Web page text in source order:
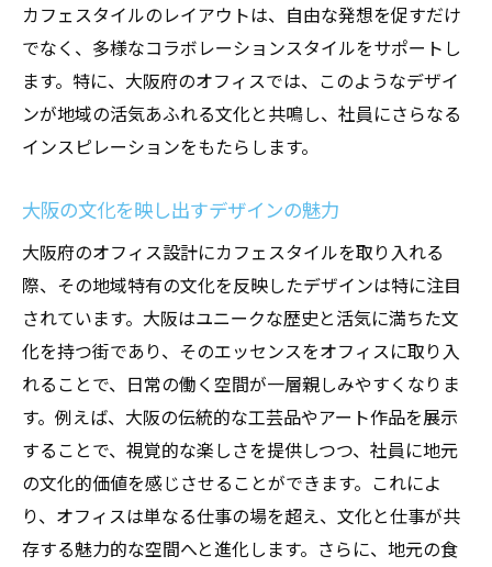
カフェスタイルのレイアウトは、自由な発想を促すだけ
でなく、多様なコラボレーションスタイルをサポートし
ます。特に、大阪府のオフィスでは、このようなデザイ
ンが地域の活気あふれる文化と共鳴し、社員にさらなる
インスピレーションをもたらします。
大阪の文化を映し出すデザインの魅力
大阪府のオフィス設計にカフェスタイルを取り入れる
際、その地域特有の文化を反映したデザインは特に注目
されています。大阪はユニークな歴史と活気に満ちた文
化を持つ街であり、そのエッセンスをオフィスに取り入
れることで、日常の働く空間が一層親しみやすくなりま
す。例えば、大阪の伝統的な工芸品やアート作品を展示
することで、視覚的な楽しさを提供しつつ、社員に地元
の文化的価値を感じさせることができます。これによ
り、オフィスは単なる仕事の場を超え、文化と仕事が共
存する魅力的な空間へと進化します。さらに、地元の食